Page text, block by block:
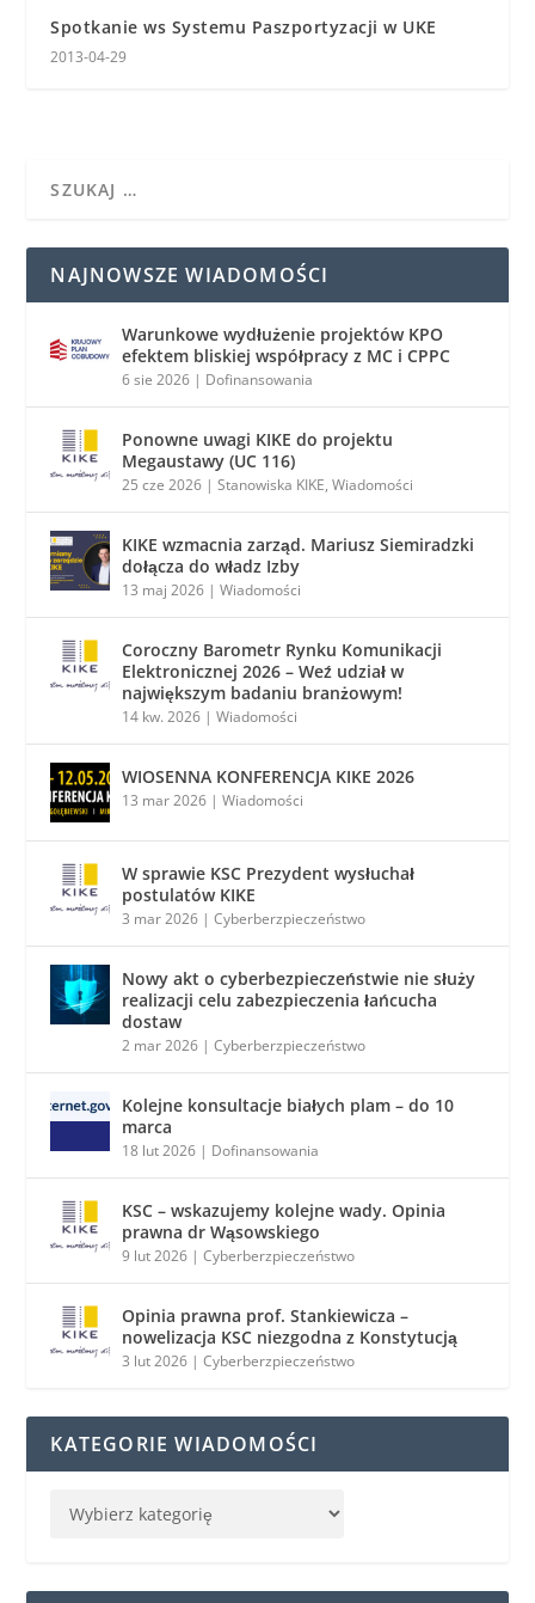
Spotkanie ws Systemu Paszportyzacji w UKE
2013-04-29
NAJNOWSZE WIADOMOŚCI
Warunkowe wydłużenie projektów KPO
efektem bliskiej współpracy z MC i CPPC
6 sie 2026 | Dofinansowania
Ponowne uwagi KIKE do projektu
Megaustawy (UC 116)
25 cze 2026 |Stanowiska KIKE,Wiadomości
KIKE wzmacnia zarząd. Mariusz Siemiradzki
dołącza do władz Izby
13 maj 2026 |Wiadomości
Coroczny Barometr Rynku Komunikacji
Elektronicznej 2026 – Weź udział w
największym badaniu branżowym!
14 kw. 2026 |Wiadomości
WIOSENNA KONFERENCJA KIKE 2026
13 mar 2026 |Wiadomości
W sprawie KSC Prezydent wysłuchał
postulatów KIKE
3 mar 2026 |Cyberberzpieczeństwo
Nowy akt o cyberbezpieczeństwie nie służy
realizacji celu zabezpieczenia łańcucha
dostaw
2 mar 2026 |Cyberberzpieczeństwo
Kolejne konsultacje białych plam – do 10
marca
18 lut 2026 | Dofinansowania
KSC – wskazujemy kolejne wady. Opinia
prawna dr Wąsowskiego
9 lut 2026 |Cyberberzpieczeństwo
Opinia prawna prof. Stankiewicza –
nowelizacja KSC niezgodna z Konstytucją
3 lut 2026 |Cyberberzpieczeństwo
KATEGORIE WIADOMOŚCI